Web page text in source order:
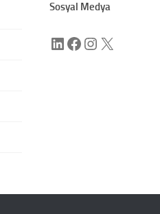
Sosyal Medya
LinkedIn
Facebook
Instagram
X